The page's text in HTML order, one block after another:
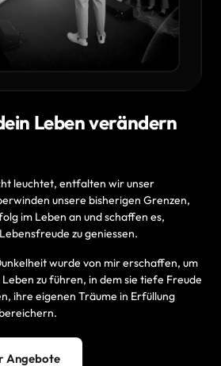
Leben verändern
leuchtet, entfalten wir
unsere bisherigen
im Leben an und schaffen
Lebensfreude zu geniessen.
wurde von mir erschaffen,
Leben zu führen, in dem sie tiefe
ihre eigenen Träume in
bereichern.
Angebote